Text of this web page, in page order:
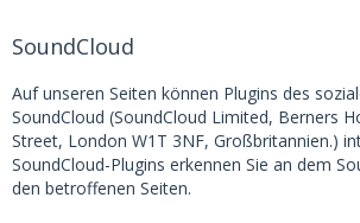
SoundCloud
Auf unseren Seiten können Plugins des
SoundCloud (SoundCloud Limited, Berners
Street, London W1T 3NF, Großbritannien.)
SoundCloud-Plugins erkennen Sie an dem
den betroffenen Seiten.